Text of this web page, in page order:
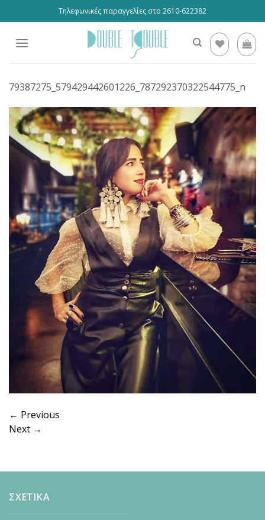
to
Τηλεφωνικές παραγγελίες στο 2610-622382
79387275_579429442601226_787292370322544775_n
← Previous
Next →
ΣΧΕΤΙΚΑ